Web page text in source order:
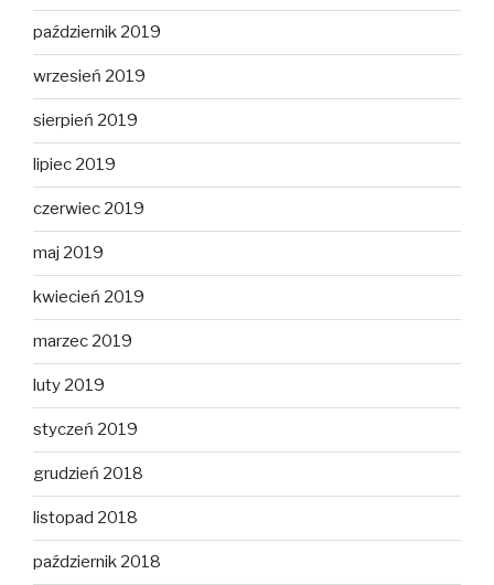
październik 2019
wrzesień 2019
sierpień 2019
lipiec 2019
czerwiec 2019
maj 2019
kwiecień 2019
marzec 2019
luty 2019
styczeń 2019
grudzień 2018
listopad 2018
październik 2018